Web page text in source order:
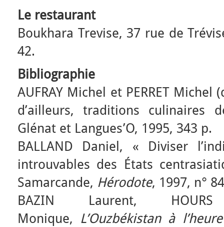
Le restaurant
Boukhara Trevise, 37 rue de
42.
Bibliographie
AUFRAY Michel et PERRET Michel
d’ailleurs, traditions culinaires
Glénat et Langues’O, 1995, 343 p.
BALLAND Daniel, « Diviser
introuvables des États
Samarcande, Hérodote, 1997, n° 84
BAZIN Laurent,
Monique, L’Ouzbékistan à